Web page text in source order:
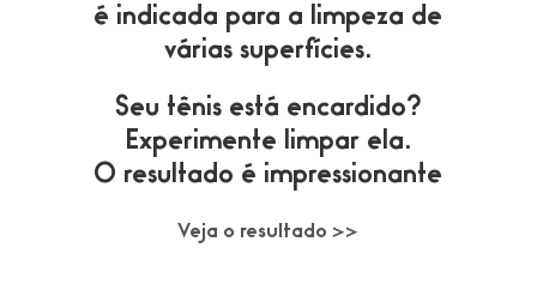
é indicada para a limpeza de
várias superfícies.
Seu tênis está encardido?
Experimente limpar ela.
O resultado é impressionante
Veja o resultado >>